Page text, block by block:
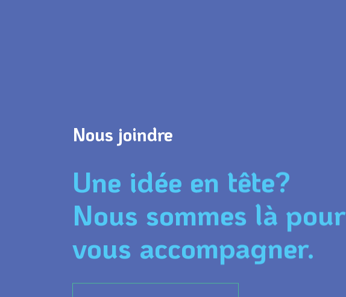
Nous joindre
Une idée en tête?
Nous sommes là pour
vous accompagner.